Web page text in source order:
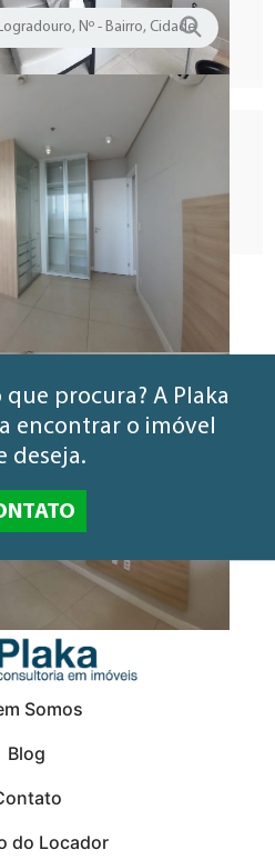
- 1285
VEN1366RES
procura? A Plaka
encontrar o imóvel
deseja.
Somos
Blog
do Locador